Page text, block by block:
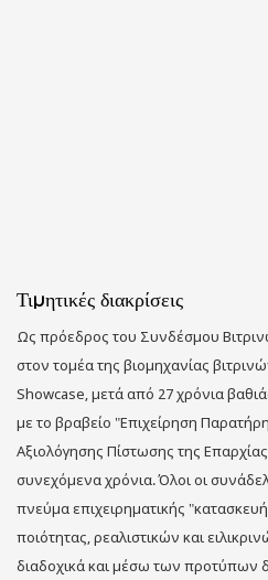
Τιμητικές διακρίσεις
Ως πρόεδρος του Συνδέσμου
στον τομέα της βιομηχανίας
Showcase, μετά από 27 χρόνια
με το βραβείο "Επιχείρηση
Αξιολόγησης Πίστωσης της
συνεχόμενα χρόνια. Όλοι οι
πνεύμα επιχειρηματικής
ποιότητας, ρεαλιστικών και
διαδοχικά και μέσω των προτύπων